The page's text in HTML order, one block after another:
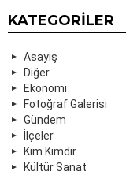
KATEGORILER
Asayiş
Diğer
Ekonomi
Fotoğraf Galerisi
Gündem
İlçeler
Kim Kimdir
Kültür Sanat